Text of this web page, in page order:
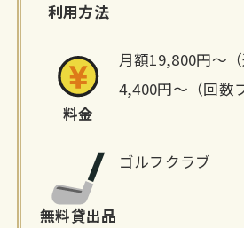
報 利用方法
料金
月額19,800円〜
4,400円〜（回数
無料貸出品
ゴルフクラブ